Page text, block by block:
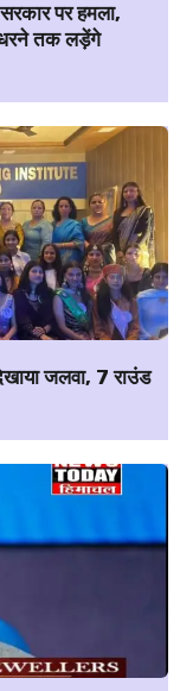
पर हमला,
धरने तक लड़ेंगे
जलवा, 7 राउंड